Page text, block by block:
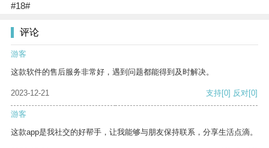
#18#
评论
游客
这款软件的售后服务非常好，遇到问题都能得到及时解决。
2023-12-21 支持[0] 反对[0]
游客
这款app是我社交的好帮手，让我能够与朋友保持联系，分享生活点滴。